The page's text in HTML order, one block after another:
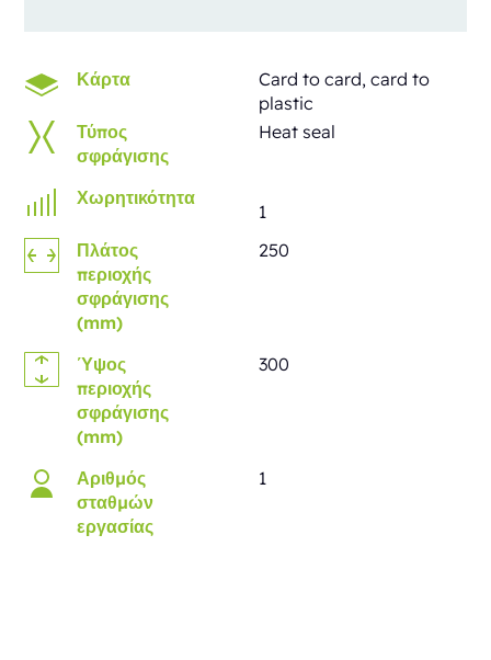
Κάρτα
Card to card, card to
plastic
Τύπος
σφράγισης
Heat seal
Χωρητικότητα
1
Πλάτος
περιοχής
σφράγισης
(mm)
250
Ύψος
περιοχής
σφράγισης
(mm)
300
Αριθμός
σταθμών
εργασίας
1